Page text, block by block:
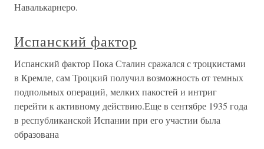
Навалькарнеро.
Испанский фактор
Испанский фактор Пока Сталин сражался с троцкистами
в Кремле, сам Троцкий получил возможность от темных
подпольных операций, мелких пакостей и интриг
перейти к активному действию.Еще в сентябре 1935 года
в республиканской Испании при его участии была
образована